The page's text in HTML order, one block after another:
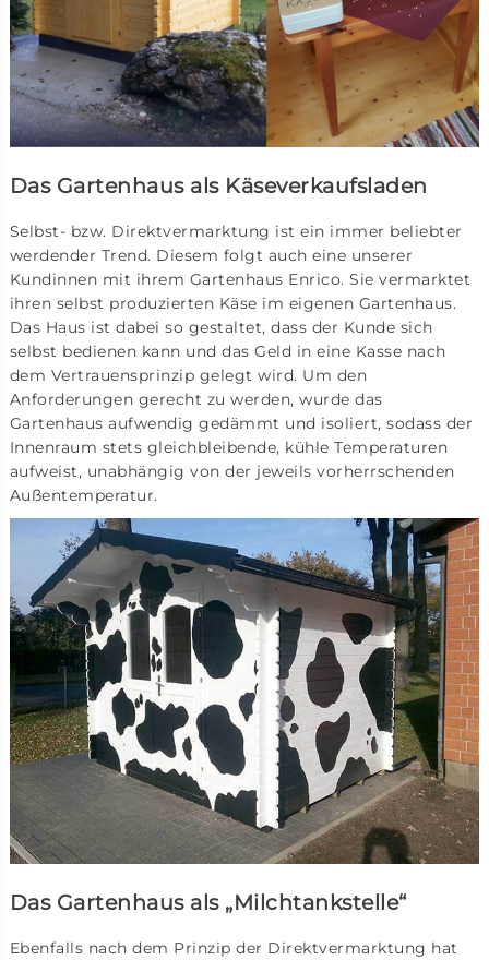
Das Gartenhaus als Käseverkaufsladen
Selbst- bzw. Direktvermarktung ist ein immer beliebter
werdender Trend. Diesem folgt auch eine unserer
Kundinnen mit ihrem Gartenhaus Enrico. Sie vermarktet
ihren selbst produzierten Käse im eigenen Gartenhaus.
Das Haus ist dabei so gestaltet, dass der Kunde sich
selbst bedienen kann und das Geld in eine Kasse nach
dem Vertrauensprinzip gelegt wird. Um den
Anforderungen gerecht zu werden, wurde das
Gartenhaus aufwendig gedämmt und isoliert, sodass der
Innenraum stets gleichbleibende, kühle Temperaturen
aufweist, unabhängig von der jeweils vorherrschenden
Außentemperatur.
Das Gartenhaus als „Milchtankstelle“
Ebenfalls nach dem Prinzip der Direktvermarktung hat